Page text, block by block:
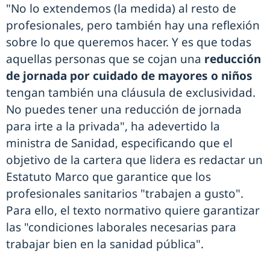
"No lo extendemos (la medida) al resto de
profesionales, pero también hay una reflexión
sobre lo que queremos hacer. Y es que todas
aquellas personas que se cojan una reducción
de jornada por cuidado de mayores o niños
tengan también una cláusula de exclusividad.
No puedes tener una reducción de jornada
para irte a la privada", ha adevertido la
ministra de Sanidad, especificando que el
objetivo de la cartera que lidera es redactar un
Estatuto Marco que garantice que los
profesionales sanitarios "trabajen a gusto".
Para ello, el texto normativo quiere garantizar
las "condiciones laborales necesarias para
trabajar bien en la sanidad pública".